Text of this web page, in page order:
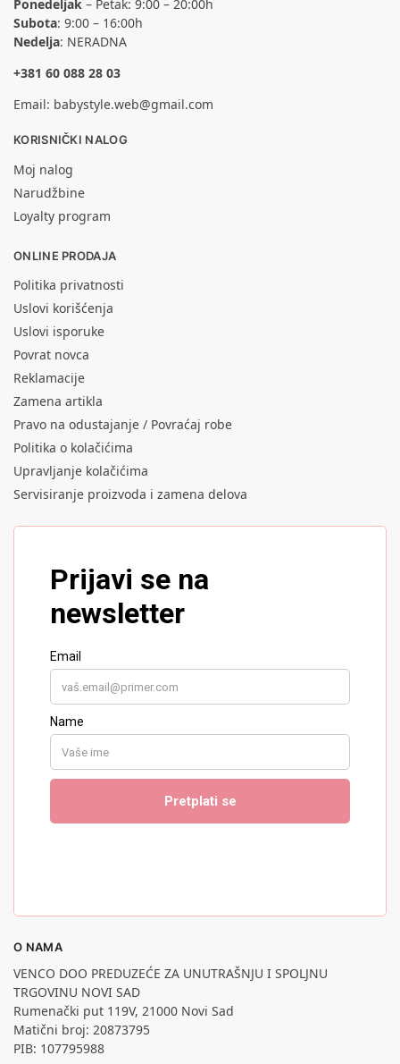
Ponedeljak – Petak: 9:00 – 20:00h
Subota: 9:00 – 16:00h
Nedelja: NERADNA
+381 60 088 28 03
Email: babystyle.web@gmail.com
KORISNIČKI NALOG
Moj nalog
Narudžbine
Loyalty program
ONLINE PRODAJA
Politika privatnosti
Uslovi korišćenja
Uslovi isporuke
Povrat novca
Reklamacije
Zamena artikla
Pravo na odustajanje / Povraćaj robe
Politika o kolačićima
Upravljanje kolačićima
Servisiranje proizvoda i zamena delova
O NAMA
VENCO DOO PREDUZEĆE ZA UNUTRAŠNJU I SPOLJNU
TRGOVINU NOVI SAD
Rumenački put 119V, 21000 Novi Sad
Matični broj: 20873795
PIB: 107795988